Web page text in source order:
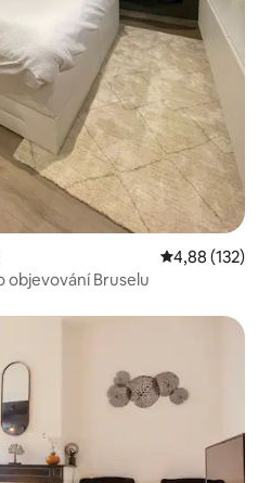
Průměrné
4,88 (132)
objevování Bruselu